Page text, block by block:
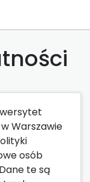
Warszawie
osób
te są